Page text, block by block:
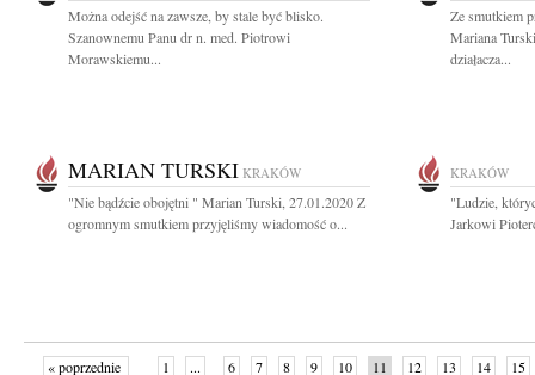
Można odejść na zawsze, by stale być blisko.
Szanownemu Panu dr n. med. Piotrowi
Morawskiemu...
Ze smutkiem
Mariana
działacza...
MARIAN TURSKI KRAKÓW
"Nie bądźcie obojętni " Marian Turski, 27.01.2020 Z
ogromnym smutkiem przyjęliśmy wiadomość o...
KRAKÓW
"Ludzie,
Jarkowi
« poprzednie 1 ... 6 7 8 9 10 11 12 13 14 15